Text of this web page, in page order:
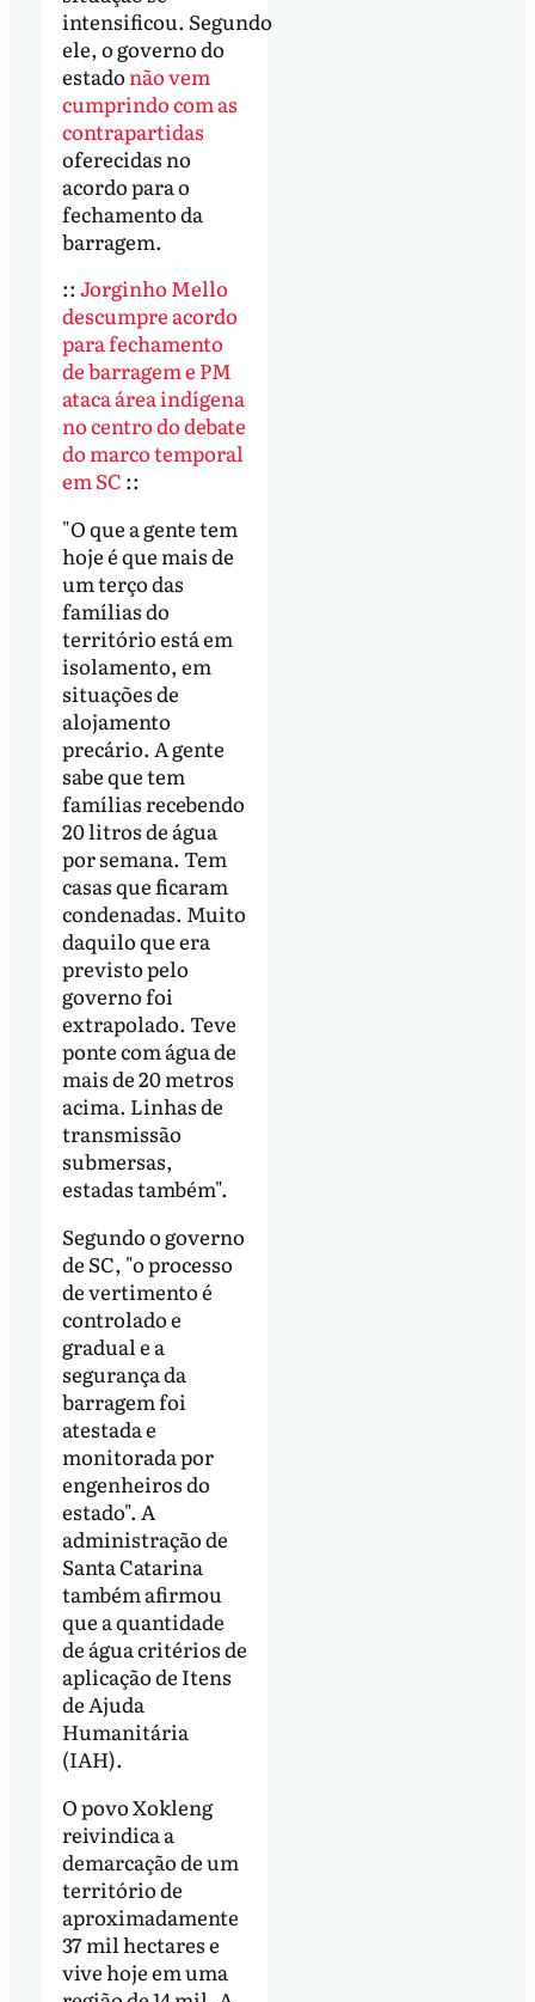
intensificou. Segundo
ele, o governo do
estado não vem
cumprindo com as
contrapartidas
oferecidas no
acordo para o
fechamento da
barragem.
:: Jorginho Mello
descumpre acordo
para fechamento
de barragem e PM
ataca área indígena
no centro do debate
do marco temporal
em SC ::
"O que a gente tem
hoje é que mais de
um terço das
famílias do
território está em
isolamento, em
situações de
alojamento
precário. A gente
sabe que tem
famílias recebendo
20 litros de água
por semana. Tem
casas que ficaram
condenadas. Muito
daquilo que era
previsto pelo
governo foi
extrapolado. Teve
ponte com água de
mais de 20 metros
acima. Linhas de
transmissão
submersas,
estadas também".
Segundo o governo
de SC, "o processo
de vertimento é
controlado e
gradual e a
segurança da
barragem foi
atestada e
monitorada por
engenheiros do
estado". A
administração de
Santa Catarina
também afirmou
que a quantidade
de água critérios de
aplicação de Itens
de Ajuda
Humanitária
(IAH).
O povo Xokleng
reivindica a
demarcação de um
território de
aproximadamente
37 mil hectares e
vive hoje em uma